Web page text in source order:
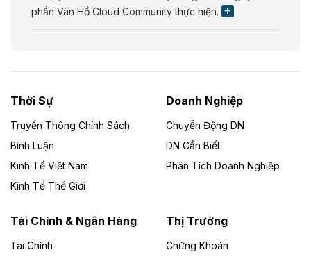
phần Vân Hồ Cloud Community thực hiện.
Dự án Nhà máy xử lý rác và phát điện Bắc Giang do
Công ty TNHH Năng lượng môi trường Bắc Giang làm
Theo vietnamfinance.vn
Đức Long Gia Lai mở rộng ‘hệ sinh thái’
Lai
Bốn doanh nghiệp có sự góp vốn của Công ty Cổ
Thời Sự
Truyền Thông Chính Sách
Bình Luận
Kinh Tế Việt Nam
Kinh Tế Thế Giới
Doanh Nghiệp
Chuyển Động DN
DN Cần Biết
Phân Tích Doanh Nghiệp
Tài Chính & Ngân Hàng
Tài Chính
Thị Trường
Chứng Khoán